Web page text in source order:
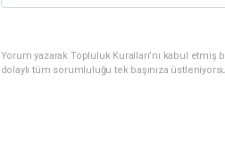
Yorum yazarak Topluluk Kuralları’nı kabul
dolaylı tüm sorumluluğu tek başınıza